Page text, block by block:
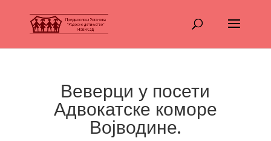
Веверци у посети
Адвокатске коморе
Војводине.